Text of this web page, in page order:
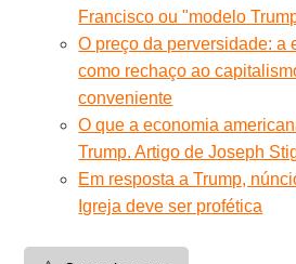
Francisco ou "modelo
O preço da perversidade: a
como rechaço ao
conveniente
O que a economia
Trump. Artigo de Joseph
Em resposta a Trump,
Igreja deve ser profética